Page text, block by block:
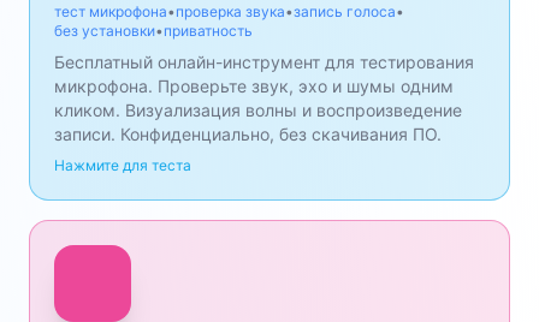
тест микрофона•проверка звука•запись голоса•
без установки•приватность
Бесплатный онлайн-инструмент для тестирования
микрофона. Проверьте звук, эхо и шумы одним
кликом. Визуализация волны и воспроизведение
записи. Конфиденциально, без скачивания ПО.
Нажмите для теста